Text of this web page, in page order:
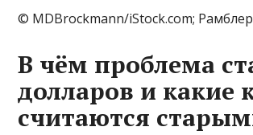
© MDBrockmann/iStock.com; Рамблер
В чём проблема
долларов и какие
считаются